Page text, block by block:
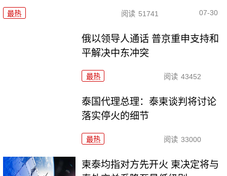
最热 阅读 51741 07-30
俄以领导人通话 普京重申支持和
平解决中东冲突
最热 阅读 43452
泰国代理总理：泰柬谈判将讨论
落实停火的细节
最热 阅读 33000
柬泰均指对方先开火 柬决定将与